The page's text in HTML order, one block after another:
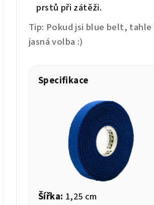
prstů při zátěži.
Tip: Pokud jsi blue belt,
jasná volba :)
Specifikace
Šířka: 1,25 cm